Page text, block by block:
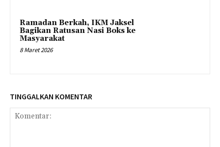
Ramadan Berkah, IKM Jaksel
Bagikan Ratusan Nasi Boks ke
Masyarakat
8 Maret 2026
TINGGALKAN KOMENTAR